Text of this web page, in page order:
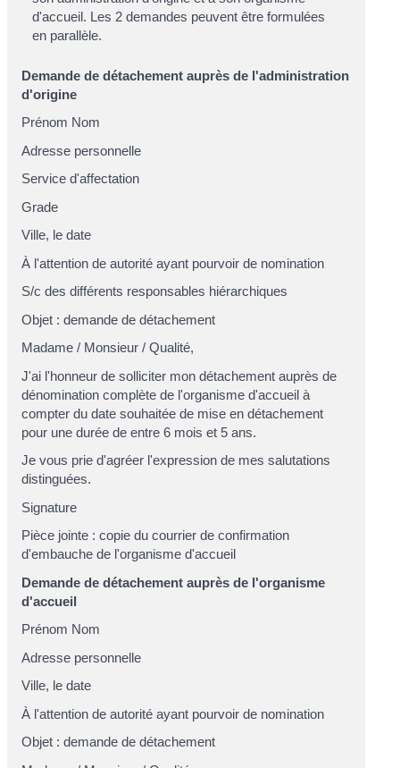
d'accueil. Les 2 demandes peuvent être formulées
en parallèle.
Demande de détachement auprès de l'administration
d'origine
Prénom Nom
Adresse personnelle
Service d'affectation
Grade
Ville, ledate
À l'attention deautorité ayant pourvoir de nomination
S/cdes différents responsables hiérarchiques
Objet : demande de détachement
Madame / Monsieur /Qualité,
J'ai l'honneur de solliciter mon détachement auprès de
dénomination complète de l'organisme d'accueil à
compter dudate souhaitée de mise en détachement
pour une durée deentre 6 mois et 5 ans.
Je vous prie d'agréer l'expression de mes salutations
distinguées.
Signature
Pièce jointe : copie du courrier de confirmation
d'embauche de l'organisme d'accueil
Demande de détachement auprès de l'organisme
d'accueil
Prénom Nom
Adresse personnelle
Ville, ledate
À l'attention deautorité ayant pourvoir de nomination
Objet : demande de détachement